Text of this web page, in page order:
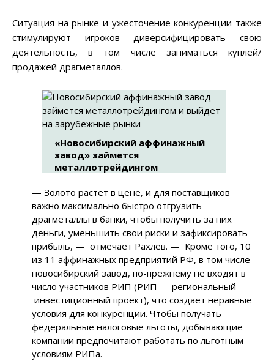
Ситуация на рынке и ужесточение конкуренции также
стимулируют игроков диверсифицировать свою
деятельность, в том числе заниматься куплей/
продажей драгметаллов.
«Новосибирский аффинажный
завод» займется
металлотрейдингом
— Золото растет в цене, и для поставщиков
важно максимально быстро отгрузить
драгметаллы в банки, чтобы получить за них
деньги, уменьшить свои риски и зафиксировать
прибыль, — отмечает Рахлев. — Кроме того, 10
из 11 аффинажных предприятий РФ, в том числе
новосибирский завод, по-прежнему не входят в
число участников РИП (РИП — региональный
инвестиционный проект), что создает неравные
условия для конкуренции. Чтобы получать
федеральные налоговые льготы, добывающие
компании предпочитают работать по льготным
условиям РИПа.